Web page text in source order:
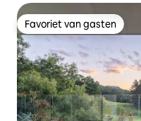
Favoriet van gasten
Favoriet van gasten